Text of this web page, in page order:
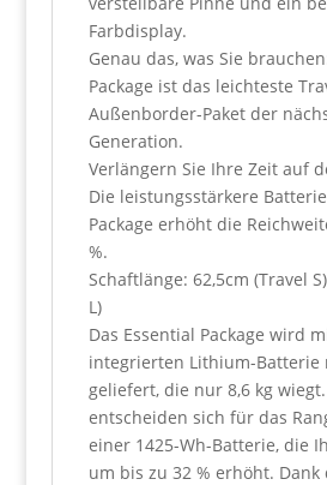
Farbdisplay.
Genau das, was Sie
Package ist das leichteste
Außenborder-Paket der
Generation.
Verlängern Sie Ihre Zeit auf
Die leistungsstärkere
Package erhöht die
%.
Schaftlänge: 62,5cm (Travel
L)
Das Essential Package wird
integrierten Lithium-Batterie
geliefert, die nur 8,6 kg
entscheiden sich für das
einer 1425-Wh-Batterie, die
um bis zu 32 % erhöht. Dank